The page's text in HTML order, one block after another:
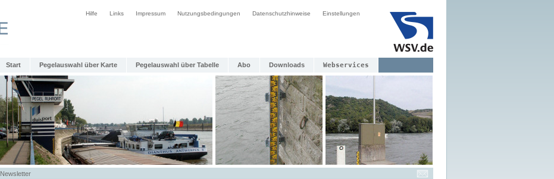
Hilfe Links Impressum Nutzungsbedingungen Datenschutzhinweise Einstellungen
Start Pegelauswahl über Karte Pegelauswahl über Tabelle Abo Downloads Webservices
Newsletter